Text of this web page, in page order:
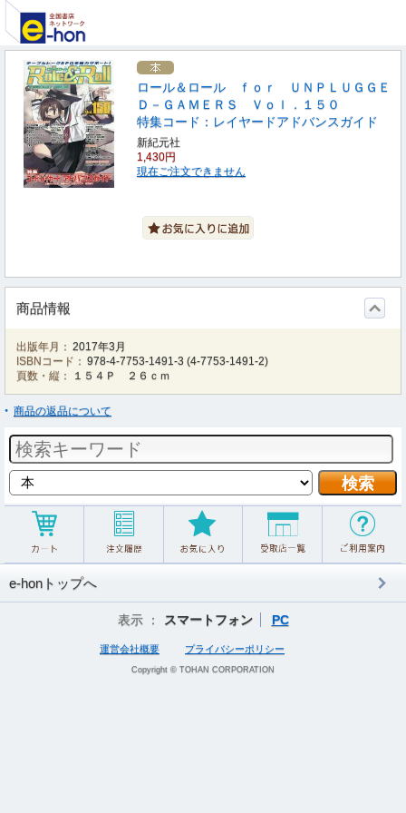
ロール＆ロール ｆｏｒ ＵＮＰＬＵＧＧＥ
Ｄ－ＧＡＭＥＲＳ Ｖｏｌ．１５０
特集コード：レイヤードアドバンスガイド
新紀元社
1,430円
現在ご注文できません
商品情報
出版年月： 2017年3月
ISBNコード： 978-4-7753-1491-3 (4-7753-1491-2)
頁数・縦：
１５４Ｐ ２６ｃｍ
商品の返品について
e-honトップへ
表示 ： スマートフォン PC
運営会社概要 プライバシーポリシー
Copyright © TOHAN CORPORATION